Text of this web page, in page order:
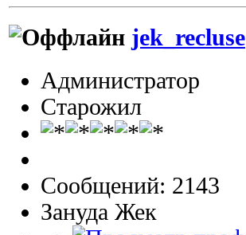
jek_recluse
Администратор
Старожил
Сообщений: 2143
Зануда Жек